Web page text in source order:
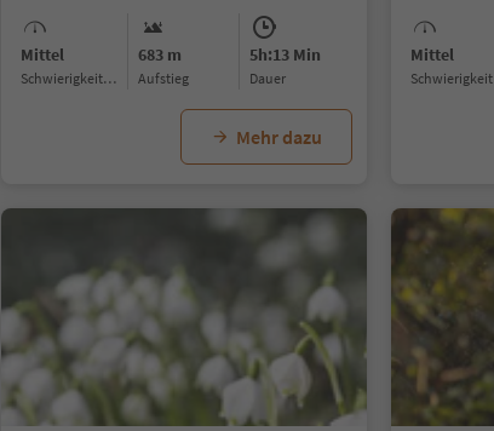
Mittel
Schwierigkeitsgrad
683 m
Aufstieg
5h:13 Min
Dauer
Mehr dazu
Mittel
Schwierigkeitsgrad